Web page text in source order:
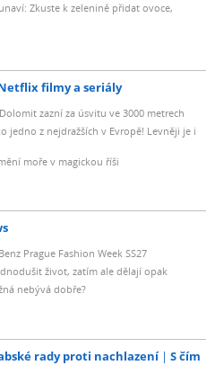
Zkuste k zelenině přidat ovoce,
filmy a seriály
zazní za úsvitu ve 3000 metrech
jedno z nejdražších v Evropě! Levněji je i
moře v magickou říši
Prague Fashion Week SS27
život, zatím ale dělají opak
nebývá dobře?
rady proti nachlazení
S čím